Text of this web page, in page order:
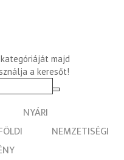
majd
a keresőt!
NYÁRI
NEMZETISÉGI